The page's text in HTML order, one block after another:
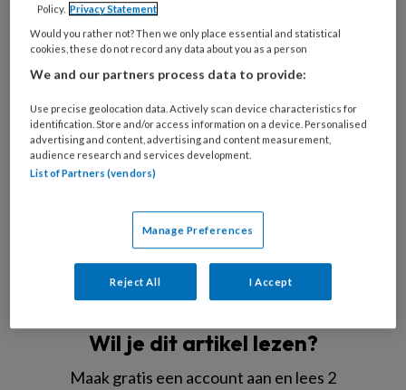
AdobeStock/Irina Schmidt
REGISTREREN
Wil je dit artikel lezen?
Maak gratis een account aan en lees 2
Policy. Privacy Statement
Would you rather not? Then we only place essential and statistical
cookies, these do not record any data about you as a person
We and our partners process data to provide:
Use precise geolocation data. Actively scan device characteristics for
identification. Store and/or access information on a device. Personalised
advertising and content, advertising and content measurement,
audience research and services development.
List of Partners (vendors)
Manage Preferences
Reject All I Accept